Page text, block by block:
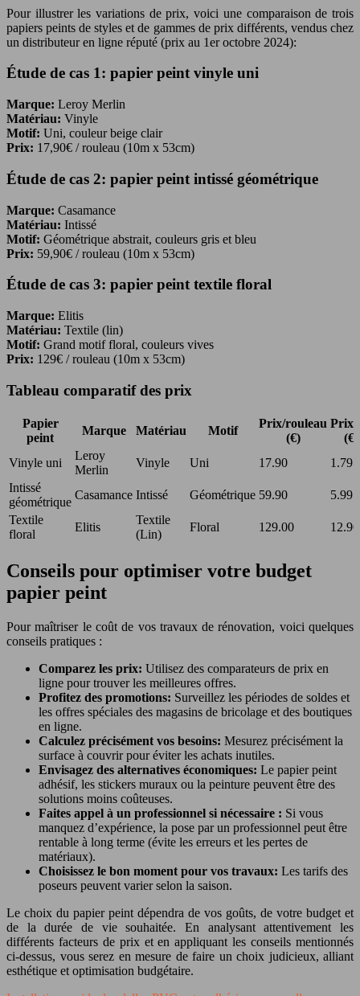
Pour illustrer les variations de prix, voici une comparaison de trois
papiers peints de styles et de gammes de prix différents, vendus chez
un distributeur en ligne réputé (prix au 1er octobre 2024):
Étude de cas 1: papier peint vinyle uni
Marque: Leroy Merlin
Matériau: Vinyle
Motif: Uni, couleur beige clair
Prix: 17,90€ / rouleau (10m x 53cm)
Étude de cas 2: papier peint intissé géométrique
Marque: Casamance
Matériau: Intissé
Motif: Géométrique abstrait, couleurs gris et bleu
Prix: 59,90€ / rouleau (10m x 53cm)
Étude de cas 3: papier peint textile floral
Marque: Elitis
Matériau: Textile (lin)
Motif: Grand motif floral, couleurs vives
Prix: 129€ / rouleau (10m x 53cm)
Tableau comparatif des prix
Papier
peint
Marque Matériau Motif
Prix/rouleau
(€)
Prix/
(€)
Vinyle uni
Leroy
Merlin
Vinyle Uni 17.90
1.79
Intissé
géométrique
Casamance Intissé Géométrique 59.90
5.99
Textile
floral
Elitis
Textile
(Lin)
Floral 129.00 12.90
Conseils pour optimiser votre budget
papier peint
Pour maîtriser le coût de vos travaux de rénovation, voici quelques
conseils pratiques :
Comparez les prix: Utilisez des comparateurs de prix en
ligne pour trouver les meilleures offres.
Profitez des promotions: Surveillez les périodes de soldes et
les offres spéciales des magasins de bricolage et des boutiques
en ligne.
Calculez précisément vos besoins: Mesurez précisément la
surface à couvrir pour éviter les achats inutiles.
Envisagez des alternatives économiques: Le papier peint
adhésif, les stickers muraux ou la peinture peuvent être des
solutions moins coûteuses.
Faites appel à un professionnel si nécessaire : Si vous
manquez d’expérience, la pose par un professionnel peut être
rentable à long terme (évite les erreurs et les pertes de
matériaux).
Choisissez le bon moment pour vos travaux: Les tarifs des
poseurs peuvent varier selon la saison.
Le choix du papier peint dépendra de vos goûts, de votre budget et
de la durée de vie souhaitée. En analysant attentivement les
différents facteurs de prix et en appliquant les conseils mentionnés
ci-dessus, vous serez en mesure de faire un choix judicieux, alliant
esthétique et optimisation budgétaire.